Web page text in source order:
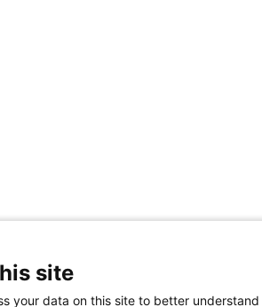
site
your data on this site to better